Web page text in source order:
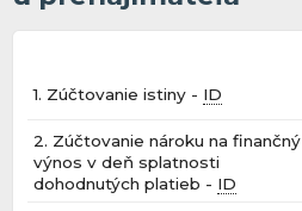
1. Zúčtovanie istiny - ID
2. Zúčtovanie nároku na finančný
výnos v deň splatnosti
dohodnutých platieb - ID